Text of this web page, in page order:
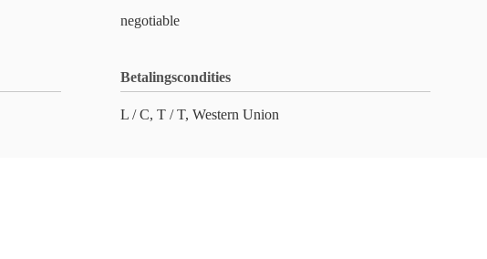
negotiable
Betalingscondities
L / C, T / T, Western Union